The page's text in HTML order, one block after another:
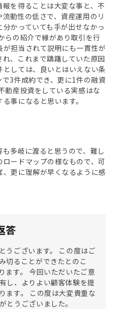
を得ることは大変な事と、不
動性の低さで、資産運用のリ
かっていても手が出せなかっ
らの紹介で縁があり取引を行
担当されて説明にも一貫性が
、これまで躊躇していた原因
しては、良いとはいえない条
3件成約でき、更に1件の融資
動産投資をしている実感はな
事になると思います。
多岐に渡ると思うので、難し
ードマップの様なもので、可
更に理解が早くなるように感
答
うございます。 この度はご
切ることができたとのこ
ます。 今回いただいたご意
し、よりよい顧客体験を提
ます。 この度は大変貴重な
とうございました。